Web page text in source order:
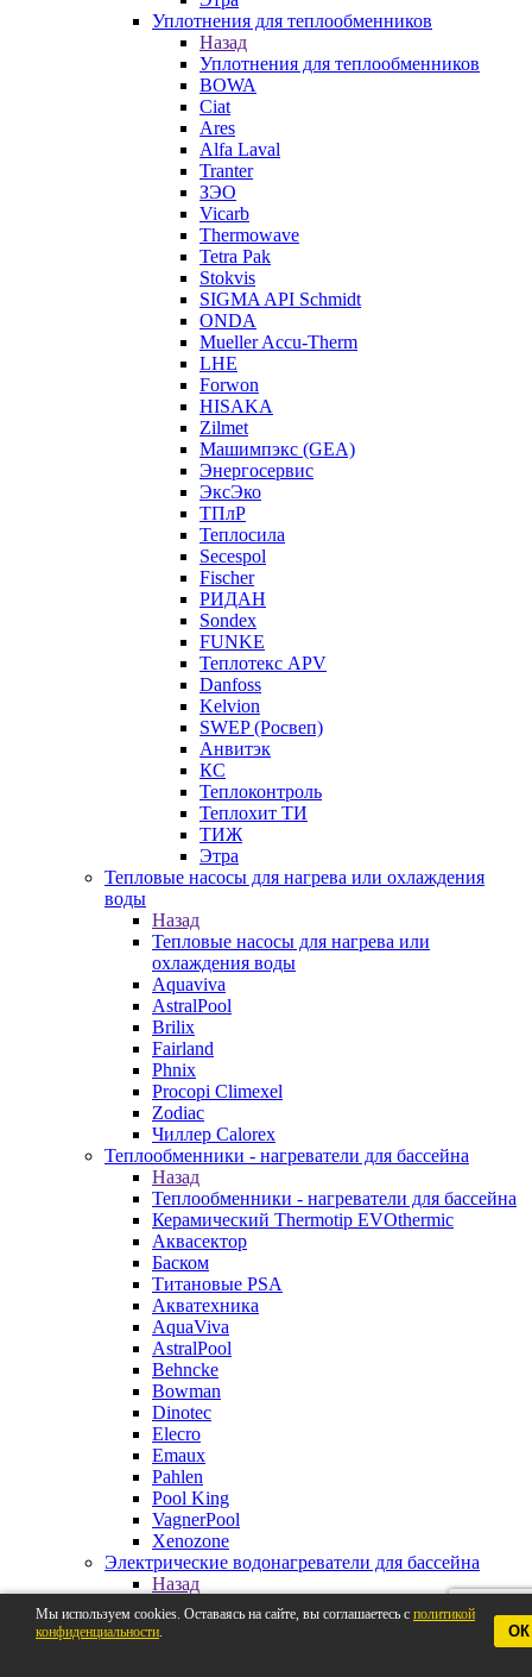
Уплотнения для теплообменников
Назад
Уплотнения для теплообменников
BOWA
Ciat
Ares
Alfa Laval
Tranter
ЗЭО
Vicarb
Thermowave
Tetra Pak
Stokvis
SIGMA API Schmidt
ONDA
Mueller Accu-Therm
LHE
Forwon
HISAKA
Zilmet
Машимпэкс (GEA)
Энергосервис
ЭксЭко
ТПлР
Теплосила
Secespol
Fischer
РИДАН
Sondex
FUNKE
Теплотекс APV
Danfoss
Kelvion
SWEP (Росвеп)
Анвитэк
КС
Теплоконтроль
Теплохит ТИ
ТИЖ
Этра
Тепловые насосы для нагрева или охлаждения
воды
Назад
Тепловые насосы для нагрева или
охлаждения воды
Aquaviva
AstralPool
Brilix
Fairland
Phnix
Procopi Climexel
Zodiac
Чиллер Calorex
Теплообменники - нагреватели для бассейна
Назад
Теплообменники - нагреватели для бассейна
Керамический Thermotip EVOthermic
Аквасектор
Баском
Титановые PSA
Акватехника
AquaViva
AstralPool
Behncke
Bowman
Dinotec
Elecro
Emaux
Pahlen
Pool King
VagnerPool
Xenozone
Электрические водонагреватели для бассейна
Назад
Электрические водонагреватели для
бассейна
Мы используем cookies. Оставаясь на сайте, вы соглашаетесь с политикой
конфиденциальности. ОК